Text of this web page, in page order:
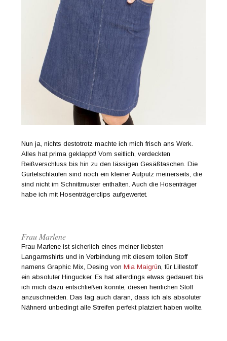
Nun ja, nichts destotrotz machte ich mich frisch ans Werk.
Alles hat prima geklappt! Vom seitlich, verdeckten
Reißverschluss bis hin zu den lässigen Gesäßtaschen. Die
Gürtelschlaufen sind noch ein kleiner Aufputz meinerseits, die
sind nicht im Schnittmuster enthalten. Auch die Hosenträger
habe ich mit Hosenträgerclips aufgewertet.
Frau Marlene
Frau Marlene ist sicherlich eines meiner liebsten
Langarmshirts und in Verbindung mit diesem tollen Stoff
namens Graphic Mix, Desing vonMia Maigrün, für Lillestoff
ein absoluter Hingucker. Es hat allerdings etwas gedauert bis
ich mich dazu entschließen konnte, diesen herrlichen Stoff
anzuschneiden. Das lag auch daran, dass ich als absoluter
Nähnerd unbedingt alle Streifen perfekt platziert haben wollte.